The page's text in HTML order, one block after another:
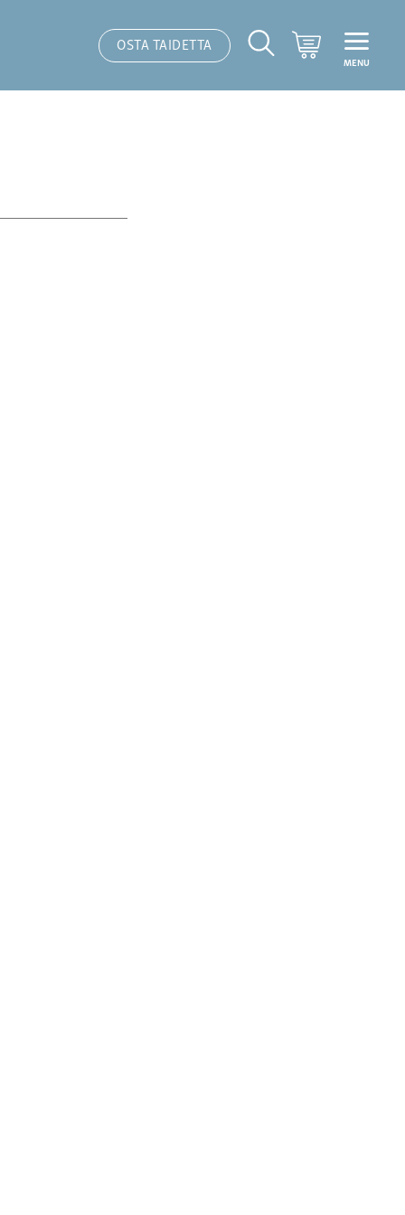
OSTA TAIDETTA
Hakutoiminto
Ostoskori
MENU